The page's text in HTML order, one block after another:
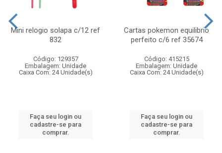
Mini relogio solapa c/12 ref
832
Código: 129357
Embalagem: Unidade
Caixa Com: 24 Unidade(s)
Faça seu login ou
cadastre-se para
comprar.
Cartas pokemon equilibrio
perfeito c/6 ref 35674
Código: 415215
Embalagem: Unidade
Caixa Com: 24 Unidade(s)
Faça seu login ou
cadastre-se para
comprar.